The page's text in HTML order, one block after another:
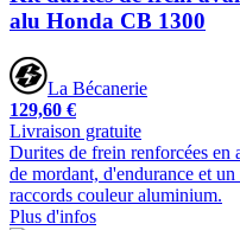
alu Honda CB 1300
La Bécanerie
129,60 €
Livraison gratuite
Durites de frein renforcées en
de mordant, d'endurance et
raccords couleur aluminium.
Plus d'infos